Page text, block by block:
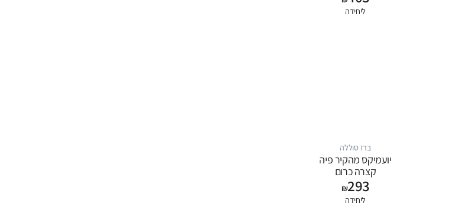
ליחידה
ברז סוללה
יועמיקס מהקיר פיה
קצרה כרום
₪293
ליחידה